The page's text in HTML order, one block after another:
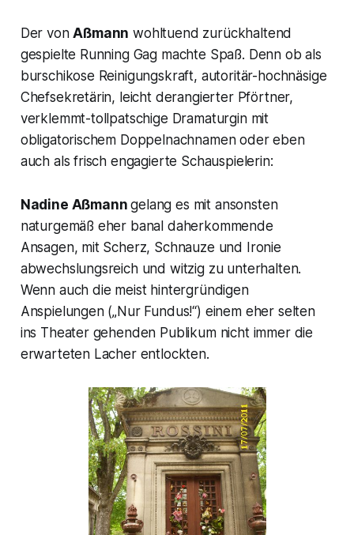
Der vonAßmann wohltuend zurückhaltend
gespielte Running Gag machte Spaß. Denn ob als
burschikose Reinigungskraft, autoritär-hochnäsige
Chefsekretärin, leicht derangierter Pförtner,
verklemmt-tollpatschige Dramaturgin mit
obligatorischem Doppelnachnamen oder eben
auch als frisch engagierte Schauspielerin:
Nadine Aßmanngelang es mit ansonsten
naturgemäß eher banal daherkommende
Ansagen, mit Scherz, Schnauze und Ironie
abwechslungsreich und witzig zu unterhalten.
Wenn auch die meist hintergründigen
Anspielungen („Nur Fundus!“) einem eher selten
ins Theater gehenden Publikum nicht immer die
erwarteten Lacher entlockten.